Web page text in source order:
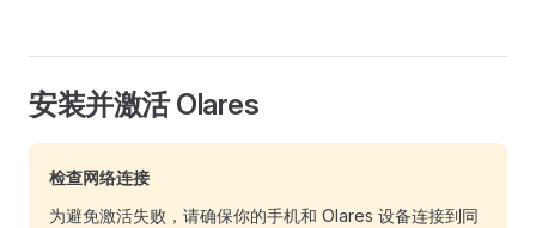
安装并激活 Olares
检查网络连接
为避免激活失败，请确保你的手机和 Olares 设备连接到同